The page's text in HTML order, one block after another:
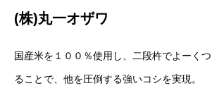
(株)丸一オザワ
国産米を１００％使用し、二段杵でよーく
ることで、他を圧倒する強いコシを実現。